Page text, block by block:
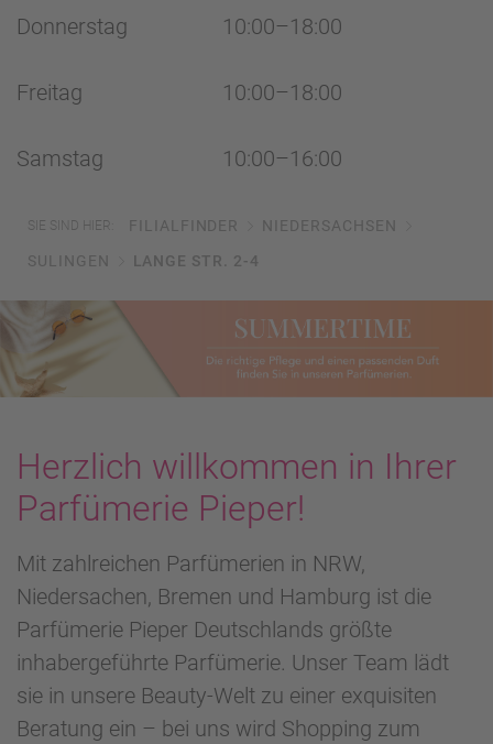
Donnerstag 10:00–18:00
Freitag 10:00–18:00
Samstag 10:00–16:00
SIE SIND HIER: FILIALFINDER
NIEDERSACHSEN
SULINGEN
LANGE STR. 2-4
Herzlich willkommen in Ihrer
Parfümerie Pieper!
Mit zahlreichen Parfümerien in NRW,
Niedersachen, Bremen und Hamburg ist die
Parfümerie Pieper Deutschlands größte
inhabergeführte Parfümerie. Unser Team lädt
sie in unsere Beauty-Welt zu einer exquisiten
Beratung ein – bei uns wird Shopping zum